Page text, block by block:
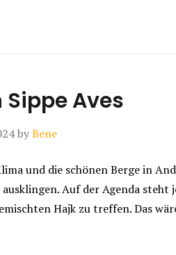
Aves
byBene
und die schönen Berge in
Auf der Agenda
Hajk zu treffen. Das